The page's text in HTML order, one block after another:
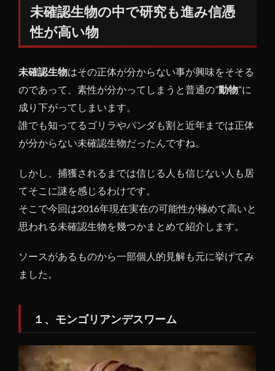
物の
中で
研究
も進
憑性
が高
い物
1.1
モン
アン
デス
ワー
ム
２、
ディ
チャ
ンプ
1.4
未確認生物の中で研究も進み信憑
性が高い物
未確認生物はその正体が分からない事が興味をそそる
のであって、素性が分かってしまうと普通の”動物“に
成り下がってしまいます。
誰でも知ってるゴリラやパンダも割と近年までは正体
が分からない未確認生物だったんですね。
しかし、捕獲されるまでは信じる人も信じない人も居
てそこに謎を感じるわけです。
そこで今回は2016年現在実在の可能性が極めて高いと
思われる未確認生物を幾つかまとめて紹介します。
ソースがあるものから一部個人的見解も元に挙げてみ
ました。
１、モンゴリアンデスワーム